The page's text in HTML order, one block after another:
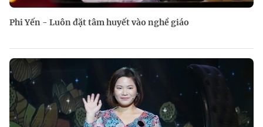
Phi Yến - Luôn đặt tâm huyết vào nghề giáo